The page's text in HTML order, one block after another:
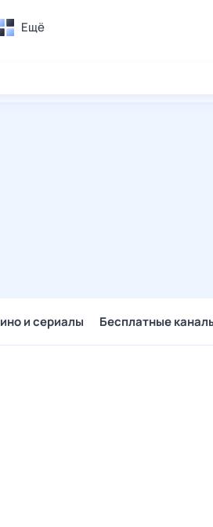
Ещё
и сериалы Бесплатные